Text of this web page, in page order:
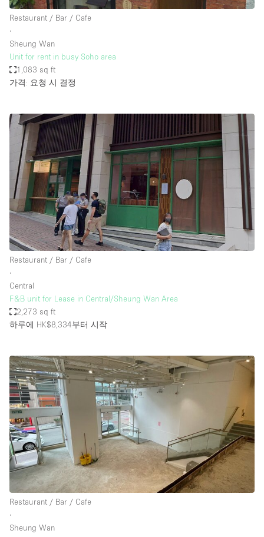
Restaurant / Bar / Cafe
∙
Sheung Wan
Unit for rent in busy Soho area
1,083 sq ft
가격: 요청 시 결정
Restaurant / Bar / Cafe
∙
Central
F&B unit for Lease in Central/Sheung Wan Area
2,273 sq ft
하루에 HK$8,334부터 시작
Restaurant / Bar / Cafe
∙
Sheung Wan